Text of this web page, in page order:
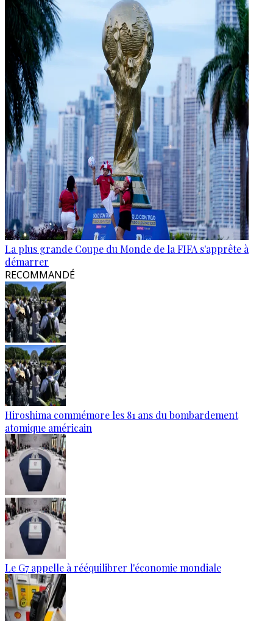
La plus grande Coupe du Monde de la FIFA s'apprête à
démarrer
RECOMMANDÉ
Hiroshima commémore les 81 ans du bombardement
atomique américain
Le G7 appelle à rééquilibrer l'économie mondiale